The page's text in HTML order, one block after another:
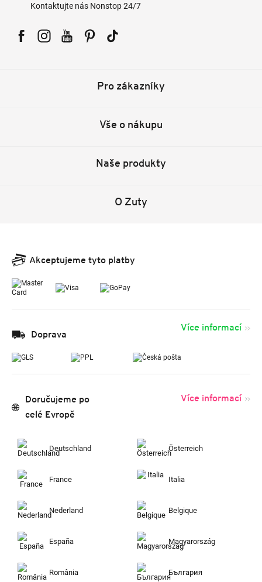
Kontaktujte nás Nonstop 24/7
Pro zákazníky
Vše o nákupu
Naše produkty
O Zuty
Akceptujeme tyto platby
Doprava
Více informací
Doručujeme po
celé Evropě
Více informací
Deutschland Österreich
France Italia
Nederland Belgique
España Magyarország
România България